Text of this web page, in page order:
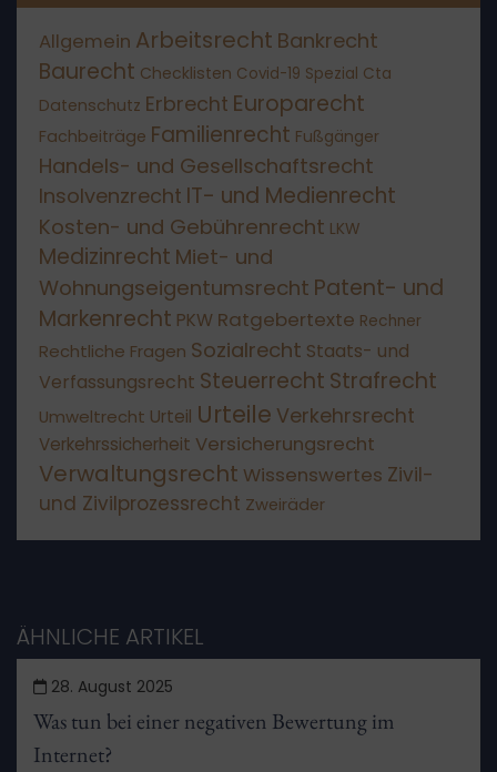
Allgemein Arbeitsrecht Bankrecht
Baurecht Checklisten Covid-19 Spezial Cta
Datenschutz Erbrecht Europarecht
Fachbeiträge Familienrecht Fußgänger
Handels- und Gesellschaftsrecht
Insolvenzrecht IT- und Medienrecht
Kosten- und Gebührenrecht LKW
Medizinrecht Miet- und
Wohnungseigentumsrecht Patent- und
Markenrecht PKW Ratgebertexte Rechner
Rechtliche Fragen Sozialrecht Staats- und
Verfassungsrecht Steuerrecht Strafrecht
Umweltrecht Urteil Urteile Verkehrsrecht
Verkehrssicherheit Versicherungsrecht
Verwaltungsrecht Wissenswertes Zivil-
und Zivilprozessrecht Zweiräder
ÄHNLICHE ARTIKEL
28. August 2025
Was tun bei einer negativen Bewertung im
Internet?